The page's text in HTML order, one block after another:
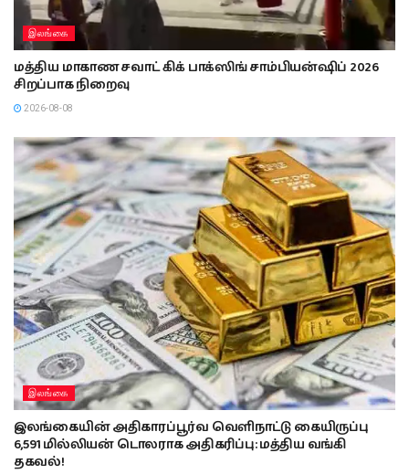
இலங்கை
மத்திய மாகாண சவாட் கிக் பாக்ஸிங் சாம்பியன்ஷிப் 2026
சிறப்பாக நிறைவு
2026-08-08
இலங்கை
இலங்கையின் அதிகாரப்பூர்வ வெளிநாட்டு கையிருப்பு
6,591 மில்லியன் டொலராக அதிகரிப்பு: மத்திய வங்கி
தகவல்!